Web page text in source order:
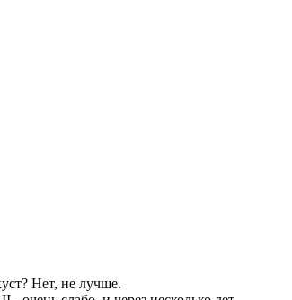
Нет, не лучше.